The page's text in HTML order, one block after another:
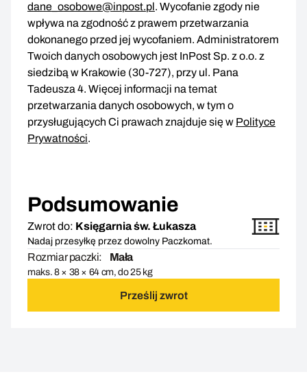
dane_osobowe@inpost.pl. Wycofanie zgody nie
wpływa na zgodność z prawem przetwarzania
dokonanego przed jej wycofaniem. Administratorem
Twoich danych osobowych jest InPost Sp. z o.o. z
siedzibą w Krakowie (30-727), przy ul. Pana
Tadeusza 4. Więcej informacji na temat
przetwarzania danych osobowych, w tym o
przysługujących Ci prawach znajduje się w Polityce
Prywatności.
Podsumowanie
Zwrot do: Księgarnia św. Łukasza
Nadaj przesyłkę przez dowolny Paczkomat.
Rozmiar paczki: Mała
maks. 8 × 38 × 64 cm, do 25 kg
Prześlij zwrot